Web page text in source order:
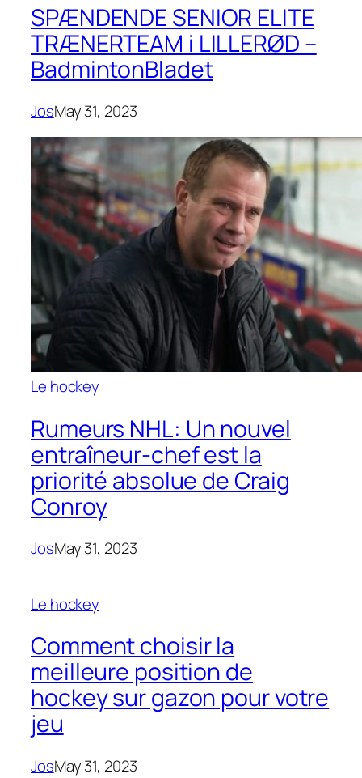
SPÆNDENDE SENIOR ELITE
TRÆNERTEAM i LILLERØD –
BadmintonBladet
JosMay 31, 2023
Le hockey
Rumeurs NHL: Un nouvel
entraîneur-chef est la
priorité absolue de Craig
Conroy
JosMay 31, 2023
Le hockey
Comment choisir la
meilleure position de
hockey sur gazon pour votre
jeu
JosMay 31, 2023